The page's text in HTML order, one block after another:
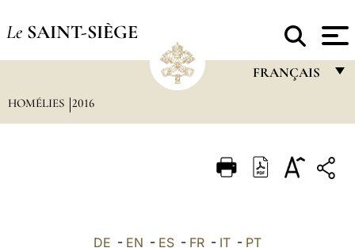
Le SAINT-SIÈGE
FRANÇAIS
ITALIANO
HOMÉLIES 2016
DE - EN - ES - FR - IT - PT